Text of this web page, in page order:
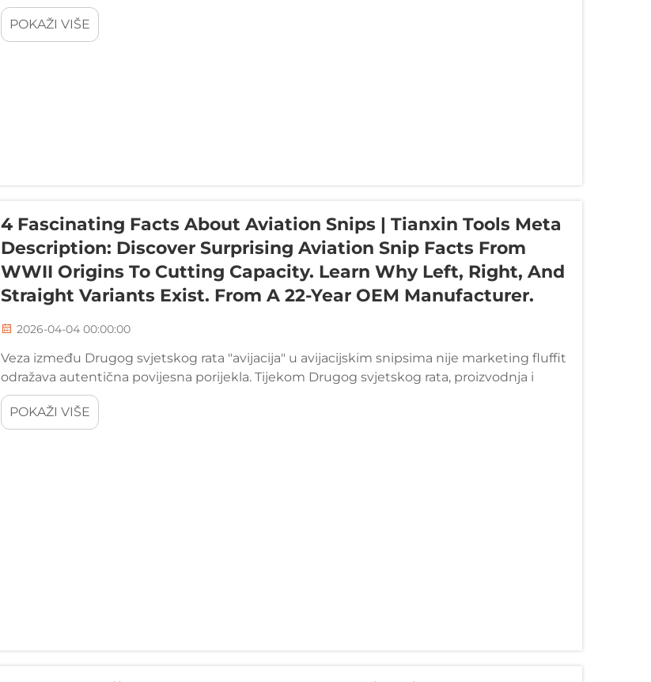
je Zhangjiagang Tianxin Tools Co., Ltd., a...
POKAŽI VIŠE
4 Fascinating Facts About Aviation Snips | Tianxin Tools Meta
Description: Discover Surprising Aviation Snip Facts From
WWII Origins To Cutting Capacity. Learn Why Left, Right, And
Straight Variants Exist. From A 22-Year OEM Manufacturer.
2026-04-04 00:00:00
Veza između Drugog svjetskog rata "avijacija" u avijacijskim snipsima nije marketing fluffit
odražava autentična povijesna porijekla. Tijekom Drugog svjetskog rata, proizvodnja i
održavanje zrakoplova zahtijevao...
POKAŽI VIŠE